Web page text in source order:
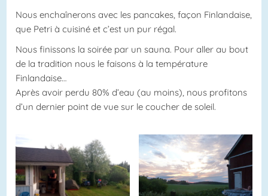
Nous enchaînerons avec les pancakes, façon Finlandaise,
que Petri à cuisiné et c’est un pur régal.
Nous finissons la soirée par un sauna. Pour aller au bout
de la tradition nous le faisons à la température
Finlandaise…
Après avoir perdu 80% d’eau (au moins), nous profitons
d’un dernier point de vue sur le coucher de soleil.